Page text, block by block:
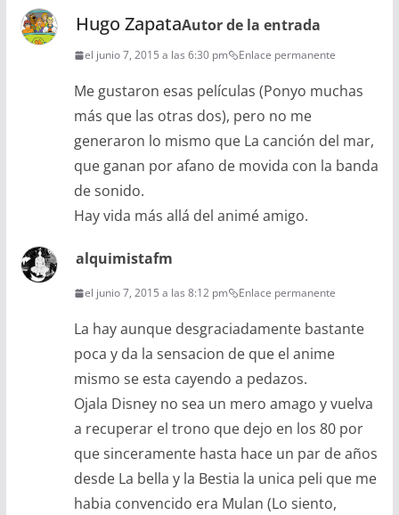
Hugo ZapataAutor de la entrada
el junio 7, 2015 a las 6:30 pm Enlace permanente
Me gustaron esas películas (Ponyo muchas
más que las otras dos), pero no me
generaron lo mismo que La canción del mar,
que ganan por afano de movida con la banda
de sonido.
Hay vida más allá del animé amigo.
alquimistafm
el junio 7, 2015 a las 8:12 pm Enlace permanente
La hay aunque desgraciadamente bastante
poca y da la sensacion de que el anime
mismo se esta cayendo a pedazos.
Ojala Disney no sea un mero amago y vuelva
a recuperar el trono que dejo en los 80 por
que sinceramente hasta hace un par de años
desde La bella y la Bestia la unica peli que me
habia convencido era Mulan (Lo siento,